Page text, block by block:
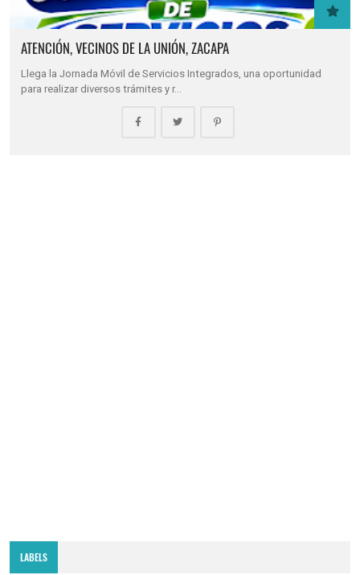
ATENCIÓN, VECINOS DE LA UNIÓN, ZACAPA
Llega la Jornada Móvil de Servicios Integrados, una oportunidad
para realizar diversos trámites y r…
LABELS